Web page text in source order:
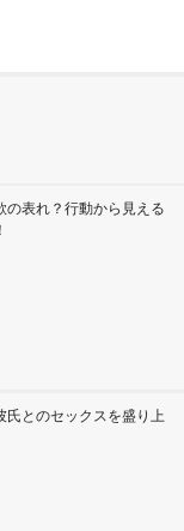
の表れ？行動から見える
氏とのセックスを盛り上